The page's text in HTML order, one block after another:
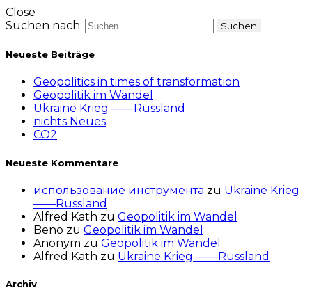
Close
Suchen nach:
Neueste Beiträge
Geopolitics in times of transformation
Geopolitik im Wandel
Ukraine Krieg ——Russland
nichts Neues
CO2
Neueste Kommentare
использование инструмента zu Ukraine Krieg
——Russland
Alfred Kath zu Geopolitik im Wandel
Beno zu Geopolitik im Wandel
Anonym zu Geopolitik im Wandel
Alfred Kath zu Ukraine Krieg ——Russland
Archiv